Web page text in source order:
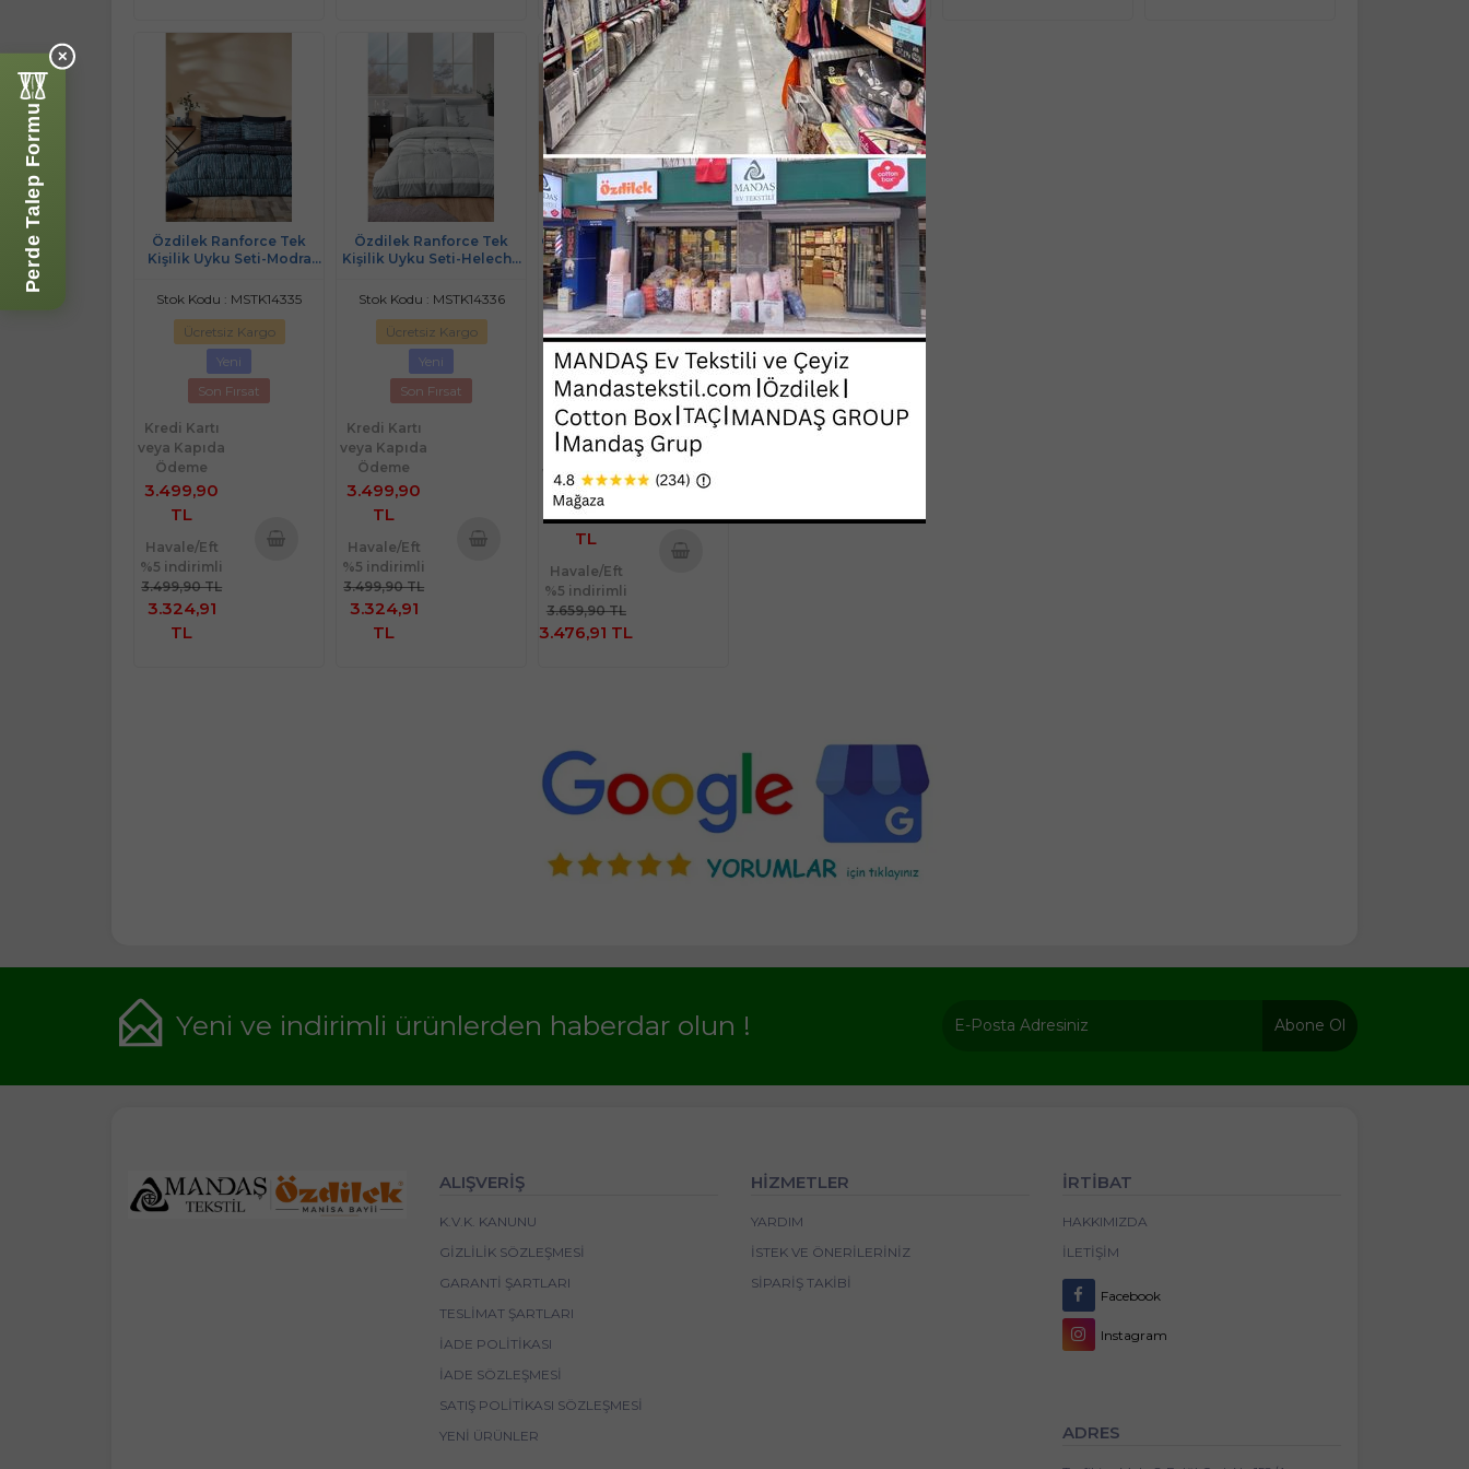
Özdilek Ranforce Tek
Kişilik Uyku Seti-Modra
Stok Kodu : MSTK14335
Ücretsiz Kargo
Yeni
Son Fırsat
Kredi Kartı
veya Kapıda
Ödeme
3.499,90
TL
Havale/Eft
%5 indirimli
3.499,90 TL
3.324,91
TL
Özdilek Ranforce Tek
Kişilik Uyku Seti-Helecho
Stok Kodu : MSTK14336
Ücretsiz Kargo
Yeni
Son Fırsat
Kredi Kartı
veya Kapıda
Ödeme
3.499,90
TL
Havale/Eft
%5 indirimli
3.499,90 TL
3.324,91
TL
Özdilek Ranforce -Builder
Sarı- Tek Kişilik Çocuk
Uyku Seti
Stok Kodu : MSTK16062
Ücretsiz Kargo
Yeni
Son Fırsat
Kredi Kartı
veya Kapıda
Ödeme
3.659,90
TL
Havale/Eft
%5 indirimli
3.659,90 TL
3.476,91 TL
Yeni ve indirimli ürünlerden haberdar olun ! Abone Ol
ALIŞVERİŞ
K.V.K. KANUNU
GIZLILIK SÖZLEŞMESI
GARANTI ŞARTLARI
TESLIMAT ŞARTLARI
İADE POLITIKASI
İADE SÖZLEŞMESI
SATIŞ POLITIKASI SÖZLEŞMESI
YENI ÜRÜNLER
HİZMETLER
YARDIM
İSTEK VE ÖNERILERINIZ
SIPARIŞ TAKIBI
İRTİBAT
HAKKIMIZDA
İLETIŞIM
Facebook
Instagram
ADRES
Perde Talep Formu
✕